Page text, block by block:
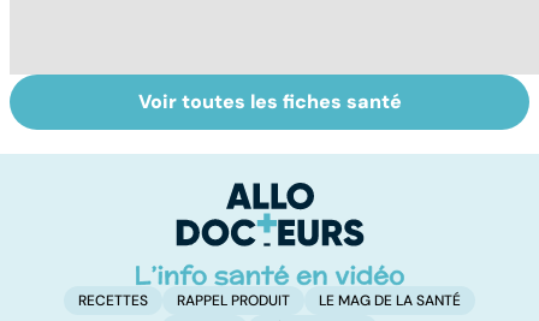
Tout savoir sur
les infections
Inflammation des
amygdales : que
d'angine ?
Voir toutes les fiches santé
RECETTES RAPPEL PRODUIT
LE MAG DE LA SANTÉ